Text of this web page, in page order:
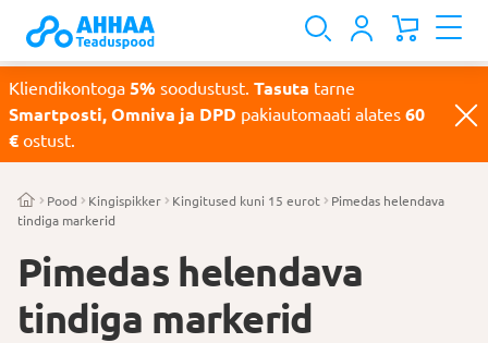
Kliendikontoga 5% soodustust. Tasuta tarne
Smartposti, Omniva ja DPD pakiautomaati alates 60
€ ostust.
Pood Kingispikker Kingitused kuni 15 eurot
Pimedas helendava
tindiga markerid
Pimedas helendava
tindiga markerid